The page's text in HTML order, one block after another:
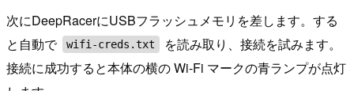
次にDeepRacerにUSBフラッシュメモリを差します。する
と自動で
wifi-creds.txt
を読み取り、接続を試みます。
接続に成功すると本体の横の Wi-Fi マークの青ランプが点灯